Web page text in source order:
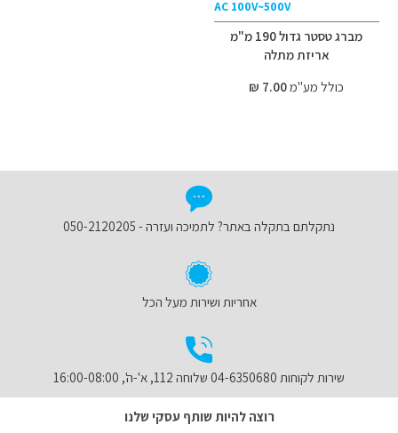
AC 100V~500V
מברג טסטר גדול 190 מ"מ
אריזת מתלה
כולל מע"מ7.00 ₪
נתקלתם בתקלה באתר? לתמיכה ועזרה - 050-2120205
אחריות ושירות מעל הכל
שירות לקוחות 04-6350680 שלוחה 112, א'-ה', 16:00-08:00
רוצה להיות שותף עסקי שלנו